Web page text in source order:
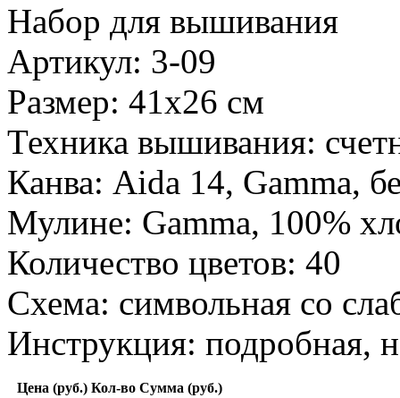
Набор для вышивания
Артикул: 3-09
Размер: 41х26 см
Техника вышивания:
Канва: Aida 14, Gamma,
Мулине: Gamma, 100%
Количество цветов: 40
Схема: символьная со
Инструкция: подробная,
Цена (руб.) Кол-во Сумма (руб.)